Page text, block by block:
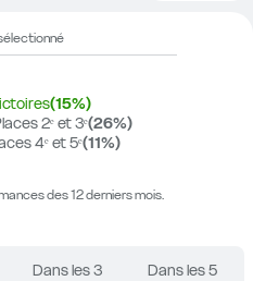
(15%)
2ᵉ et 3ᵉ(26%)
4ᵉ et 5ᵉ(11%)
des 12 derniers mois.
Dans les 3 Dans les 5